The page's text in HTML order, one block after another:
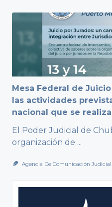
Mesa Federal de
las actividades
nacional que se
El Poder Judicial de
organización de ...
Agencia De Comunicación Judicial